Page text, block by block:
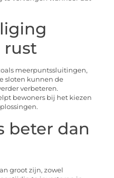
rust
meerpuntssluitingen,
sloten kunnen de
verbeteren.
bewoners bij het kiezen
beter dan
groot zijn, zowel